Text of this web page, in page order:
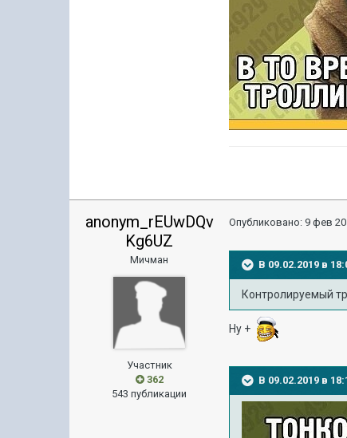
anonym_rEUwDQv
Kg6UZ
Мичман
Участник
362
543 публикации
Опубликовано: 9 фев
В 09.02.2019 в
Контролируемый
Ну +
В 09.02.2019 в